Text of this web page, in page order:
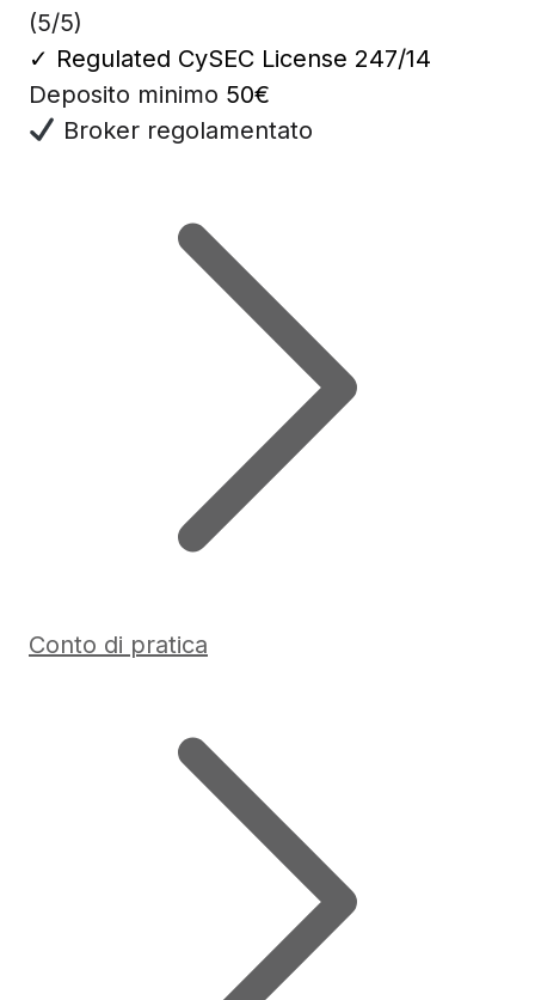
(5/5)
✓ Regulated CySEC License 247/14
Deposito minimo 50€
Broker regolamentato
Conto di pratica